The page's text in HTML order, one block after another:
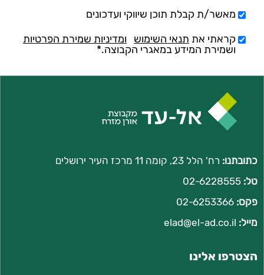
מאשר/ת קבלת תוכן שיווקי ועדכונים
קראתי את תנאי השימוש
ומדיניות שמירת הפרטיות
ושמירת המידע במאגרי הקבוצה.*
כתובתנו: רח' הלל 23, קומה 11 מרכז העיר ירושלים
טל: 02-6228555
פקס:
מייל: elad@el-ad.co.il
הצטרפו אלינו